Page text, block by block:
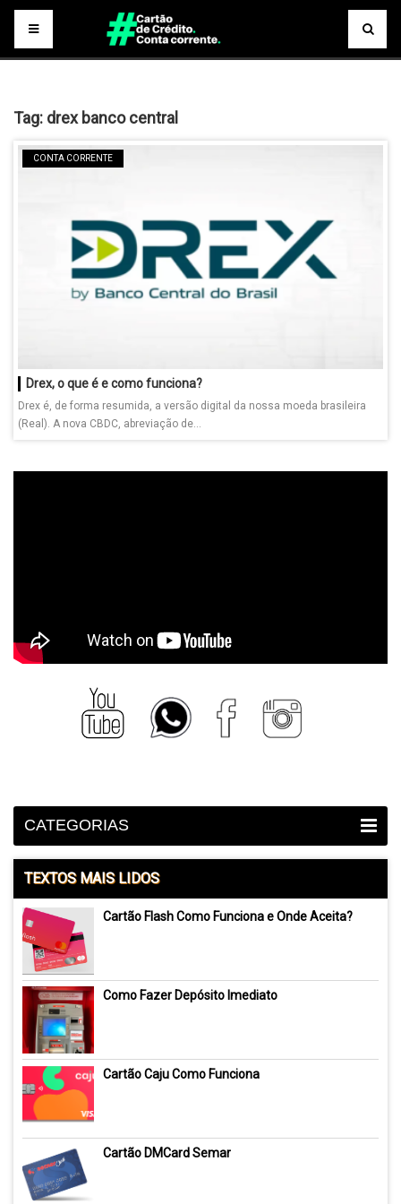
Tag: drex banco central
CONTA CORRENTE
Drex, o que é e como funciona?
Drex é, de forma resumida, a versão digital da nossa moeda brasileira
(Real). A nova CBDC, abreviação de...
CATEGORIAS
TEXTOS MAIS LIDOS
Cartão Flash Como Funciona e Onde Aceita?
Como Fazer Depósito Imediato
Cartão Caju Como Funciona
Cartão DMCard Semar